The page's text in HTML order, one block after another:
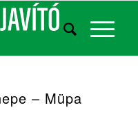
– Müpa